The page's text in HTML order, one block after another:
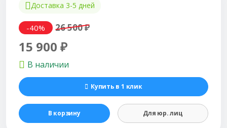
Доставка 3-5 дней
-40% 26 500 ₽
15 900 ₽
В наличии
Купить в 1 клик
В корзину Для юр. лиц